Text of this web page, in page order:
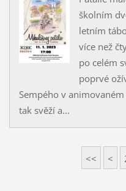
školním
letním
více než
po celém
poprvé
Sempého v
tak svěží a...
<< <